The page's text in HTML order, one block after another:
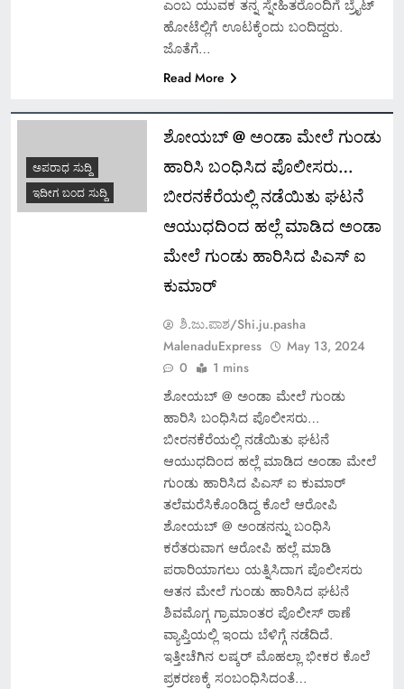
ಎಂಬ ಯುವಕ ತನ್ನ ಸ್ನೇಹಿತರೊಂದಿಗೆ ಬ್ರೈಟ್
ಹೋಟೆಲ್ಲಿಗೆ ಊಟಕ್ಕೆಂದು ಬಂದಿದ್ದರು.
ಜೊತೆಗೆ…
Read More
ಅಪರಾಧ ಸುದ್ದಿ
ಇದೀಗ ಬಂದ ಸುದ್ದಿ
ಶೋಯಬ್ @ ಅಂಡಾ ಮೇಲೆ ಗುಂಡು
ಹಾರಿಸಿ ಬಂಧಿಸಿದ ಪೊಲೀಸರು…
ಬೀರನಕೆರೆಯಲ್ಲಿ ನಡೆಯಿತು ಘಟನೆ
ಆಯುಧದಿಂದ ಹಲ್ಲೆ ಮಾಡಿದ ಅಂಡಾ
ಮೇಲೆ ಗುಂಡು ಹಾರಿಸಿದ ಪಿಎಸ್ ಐ
ಕುಮಾರ್
ಶಿ.ಜು.ಪಾಶ/Shi.ju.pasha
MalenaduExpress
May 13, 2024
0
1 mins
ಶೋಯಬ್ @ ಅಂಡಾ ಮೇಲೆ ಗುಂಡು
ಹಾರಿಸಿ ಬಂಧಿಸಿದ ಪೊಲೀಸರು…
ಬೀರನಕೆರೆಯಲ್ಲಿ ನಡೆಯಿತು ಘಟನೆ
ಆಯುಧದಿಂದ ಹಲ್ಲೆ ಮಾಡಿದ ಅಂಡಾ ಮೇಲೆ
ಗುಂಡು ಹಾರಿಸಿದ ಪಿಎಸ್ ಐ ಕುಮಾರ್
ತಲೆಮರೆಸಿಕೊಂಡಿದ್ದ ಕೊಲೆ ಆರೋಪಿ
ಶೋಯಬ್ @ ಅಂಡನನ್ನು ಬಂಧಿಸಿ
ಕರೆತರುವಾಗ ಆರೋಪಿ ಹಲ್ಲೆ ಮಾಡಿ
ಪರಾರಿಯಾಗಲು ಯತ್ನಿಸಿದಾಗ ಪೊಲೀಸರು
ಆತನ ಮೇಲೆ ಗುಂಡು ಹಾರಿಸಿದ ಘಟನೆ
ಶಿವಮೊಗ್ಗ ಗ್ರಾಮಾಂತರ ಪೊಲೀಸ್ ಠಾಣೆ
ವ್ಯಾಪ್ತಿಯಲ್ಲಿ ಇಂದು ಬೆಳಿಗ್ಗೆ ನಡೆದಿದೆ.
ಇತ್ತೀಚೆಗಿನ ಲಷ್ಕರ್ ಮೊಹಲ್ಲಾ ಭೀಕರ ಕೊಲೆ
ಪ್ರಕರಣಕ್ಕೆ ಸಂಬಂಧಿಸಿದಂತೆ…